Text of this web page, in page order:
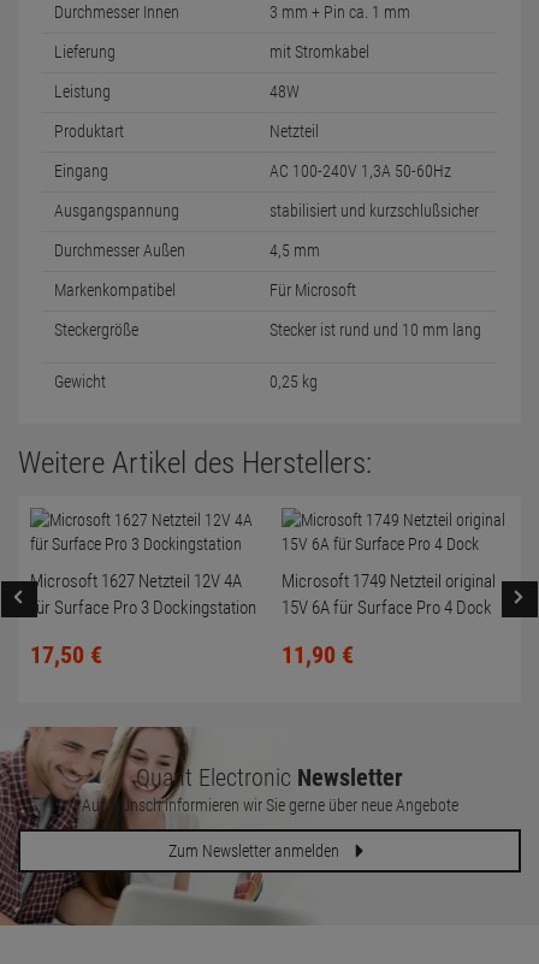
Durchmesser Innen 3 mm + Pin ca. 1 mm
Lieferung mit Stromkabel
Leistung 48W
Produktart Netzteil
Eingang AC 100-240V 1,3A 50-60Hz
Ausgangspannung stabilisiert und kurzschlußsicher
Durchmesser Außen 4,5 mm
Markenkompatibel Für Microsoft
Steckergröße Stecker ist rund und 10 mm lang
Gewicht 0,25 kg
Weitere Artikel des Herstellers:
Microsoft 1627 Netzteil 12V 4A
für Surface Pro 3 Dockingstation
17,50 €
Microsoft 1749 Netzteil original
15V 6A für Surface Pro 4 Dock
11,90 €
Quant Electronic Newsletter
Auf Wunsch informieren wir Sie gerne über neue Angebote
Zum Newsletter anmelden